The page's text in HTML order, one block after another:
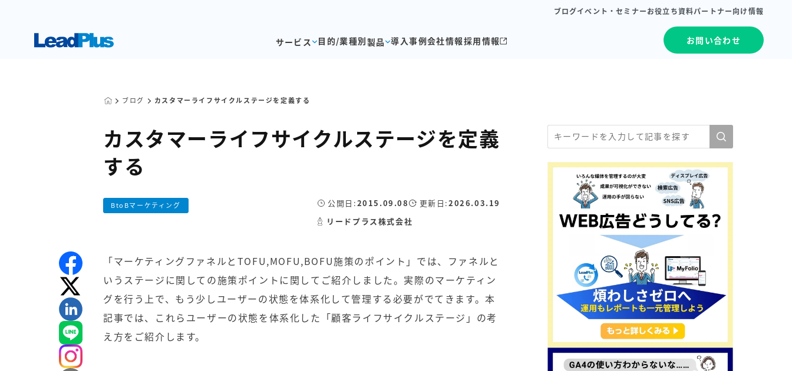
ブログイベント・セミナーお役立ち資料パートナー向け情報
サービス 目的/業種別製品 導入事例会社情報採用情報 お問い合わせ
ブログ カスタマーライフサイクルステージを定義する
カスタマーライフサイクルステージを定義
する
BtoBマーケティング 公開日:2015.09.08 更新日:2026.03.19
リードプラス株式会社
「マーケティングファネルとTOFU,MOFU,BOFU施策のポイント 」では、ファネルと
いうステージに関しての施策ポイントに関してご紹介しました。実際のマーケティン
グを行う上で、もう少しユーザーの状態を体系化して管理する必要がでてきます。本
記事では、これらユーザーの状態を体系化した「顧客ライフサイクルステージ」の考
え方をご紹介します。